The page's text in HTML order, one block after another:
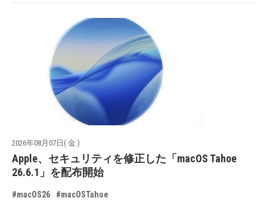
2026年08月07日( 金 )
Apple、セキュリティを修正した「macOS Tahoe
26.6.1」を配布開始
#macOS26 #macOSTahoe